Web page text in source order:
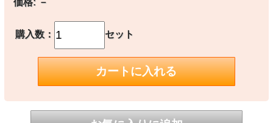
価格:－
購入数： セット